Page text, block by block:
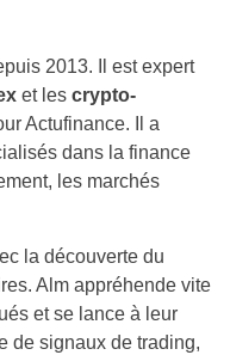
2013. Il est expert
et les crypto-
Actufinance. Il a
dans la finance
les marchés
la découverte du
Alm appréhende vite
et se lance à leur
de signaux de trading,